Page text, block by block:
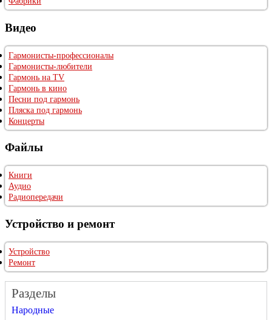
Видео
Гармонисты-профессионалы
Гармонисты-любители
Гармонь на TV
Гармонь в кино
Песни под гармонь
Пляска под гармонь
Концерты
Файлы
Книги
Аудио
Радиопередачи
Устройство и ремонт
Устройство
Ремонт
Разделы
Народные